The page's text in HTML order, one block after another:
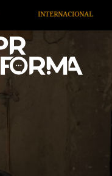
INFORMA OPINIÓN